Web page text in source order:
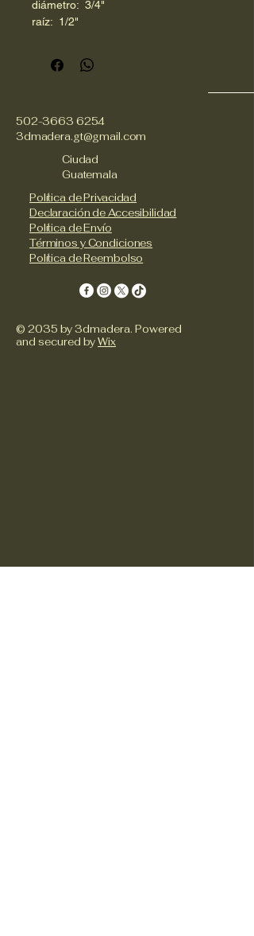
diámetro:  3/4"
raíz:  1/2"
502-3663 6254
3dmadera.gt@gmail.com
Ciudad
Guatemala
Política de Privacidad
Declaración de Accesibilidad
Política de Envío
Términos y Condiciones
Política de Reembolso
© 2035 by 3dmadera. Powered
and secured byWix